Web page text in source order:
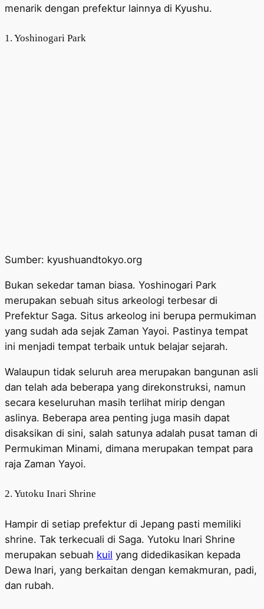
menarik dengan prefektur lainnya di Kyushu.
1. Yoshinogari Park
Sumber: kyushuandtokyo.org
Bukan sekedar taman biasa. Yoshinogari Park
merupakan sebuah situs arkeologi terbesar di
Prefektur Saga. Situs arkeolog ini berupa permukiman
yang sudah ada sejak Zaman Yayoi. Pastinya tempat
ini menjadi tempat terbaik untuk belajar sejarah.
Walaupun tidak seluruh area merupakan bangunan asli
dan telah ada beberapa yang direkonstruksi, namun
secara keseluruhan masih terlihat mirip dengan
aslinya. Beberapa area penting juga masih dapat
disaksikan di sini, salah satunya adalah pusat taman di
Permukiman Minami, dimana merupakan tempat para
raja Zaman Yayoi.
2. Yutoku Inari Shrine
Hampir di setiap prefektur di Jepang pasti memiliki
shrine. Tak terkecuali di Saga. Yutoku Inari Shrine
merupakan sebuah kuil yang didedikasikan kepada
Dewa Inari, yang berkaitan dengan kemakmuran, padi,
dan rubah.